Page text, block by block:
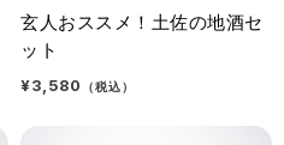
玄人おススメ！土佐の地酒セ
ット
¥3,580 （税込）